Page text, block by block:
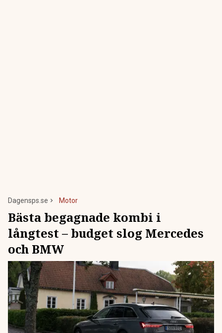
Dagensps.se Motor
Bästa begagnade kombi i
långtest – budget slog Mercedes
och BMW